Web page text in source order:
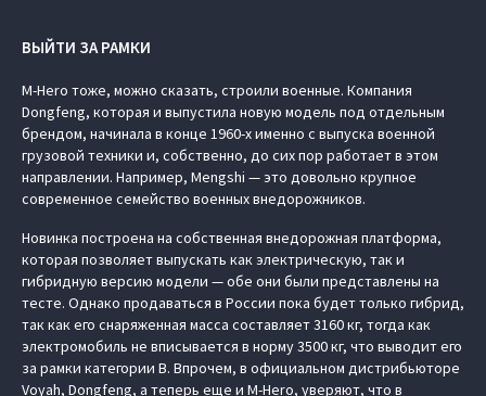
ВЫЙТИ ЗА РАМКИ
M-Hero тоже, можно сказать, строили военные. Компания
Dongfeng, которая и выпустила новую модель под отдельным
брендом, начинала в конце 1960-х именно с выпуска военной
грузовой техники и, собственно, до сих пор работает в этом
направлении. Например, Mengshi — это довольно крупное
современное семейство военных внедорожников.
Новинка построена на собственная внедорожная платформа,
которая позволяет выпускать как электрическую, так и
гибридную версию модели — обе они были представлены на
тесте. Однако продаваться в России пока будет только гибрид,
так как его снаряженная масса составляет 3160 кг, тогда как
электромобиль не вписывается в норму 3500 кг, что выводит его
за рамки категории В. Впрочем, в официальном дистрибьюторе
Voyah, Dongfeng, а теперь еще и M-Hero, уверяют, что в